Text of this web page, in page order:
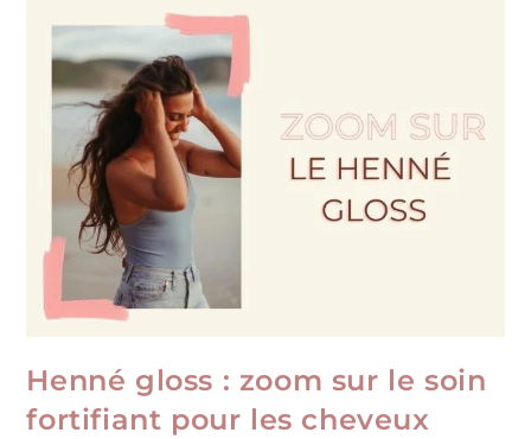
Henné gloss : zoom sur le soin
fortifiant pour les cheveux